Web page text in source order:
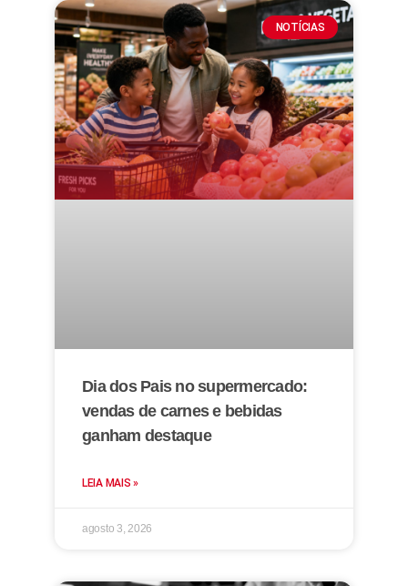
NOTÍCIAS
Dia dos Pais no supermercado:
vendas de carnes e bebidas
ganham destaque
LEIA MAIS »
agosto 3, 2026